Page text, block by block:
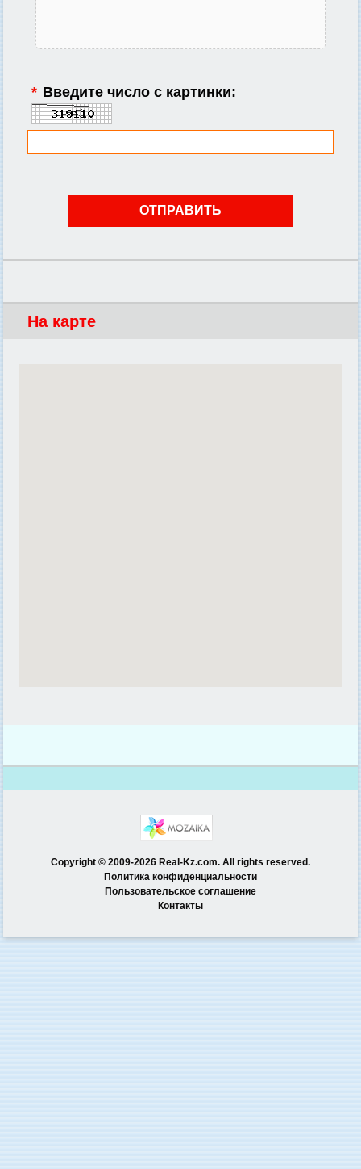
* Введите число с картинки:
На карте
Copyright © 2009-2026 Real-Kz.com. All rights reserved.
Политика конфиденциальности
Пользовательское соглашение
Контакты